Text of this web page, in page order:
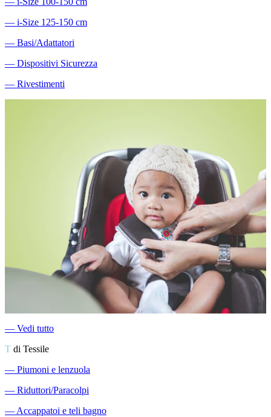
― i-Size 125-150 cm
― Basi/Adattatori
― Dispositivi Sicurezza
― Rivestimenti
― Vedi tutto
T di Tessile
― Piumoni e lenzuola
― Riduttori/Paracolpi
―Accappatoi e teli bagno